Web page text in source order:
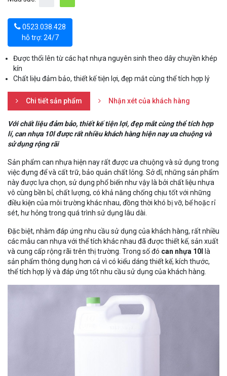
0523.038.428
hỗ trợ: 24/7
Được thổi lên từ các hạt nhựa nguyên sinh theo dây chuyền khép
kín
Chất liệu đảm bảo, thiết kế tiện lợi, đẹp mắt cùng thể tích hợp lý
Chi tiết sản phẩm Nhận xét của khách hàng
Với chất liệu đảm bảo, thiết kế tiện lợi, đẹp mắt cùng thể tích hợp
lí, can nhựa 10l được rất nhiều khách hàng hiện nay ưa chuộng và
sử dụng rộng rãi
Sản phẩm can nhựa hiện nay rất được ưa chuộng và sử dụng trong
việc đựng để và cất trữ, bảo quản chất lỏng. Sở dĩ, những sản phẩm
này được lựa chọn, sử dụng phổ biến như vậy là bởi chất liệu nhựa
vô cùng bền bỉ, chất lượng, có khả năng chống chịu tốt với những
điều kiện của môi trường khác nhau, đồng thời khó bị vỡ, bể hoặc rỉ
sét, hư hỏng trong quá trình sử dụng lâu dài.
Đặc biệt, nhằm đáp ứng nhu cầu sử dụng của khách hàng, rất nhiều
các mẫu can nhựa với thể tích khác nhau đã được thiết kế, sản xuất
và cung cấp rộng rãi trên thị trường. Trong số đó can nhựa 10l
là
sản phẩm thông dụng hơn cả vì có kiểu dáng thiết kế, kích thước,
thể tích hợp lý và đáp ứng tốt nhu cầu sử dụng của khách hàng.